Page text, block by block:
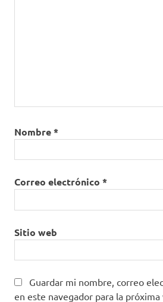
Nombre*
Correo electrónico *
Sitio web
Guardar mi nombre, correo
en este navegador para la